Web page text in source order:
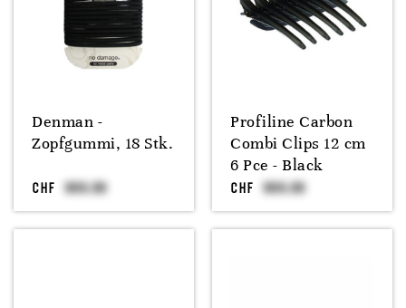
Denman -
Zopfgummi, 18 Stk.
CHF
Profiline Carbon
Combi Clips 12 cm
6 Pce - Black
CHF